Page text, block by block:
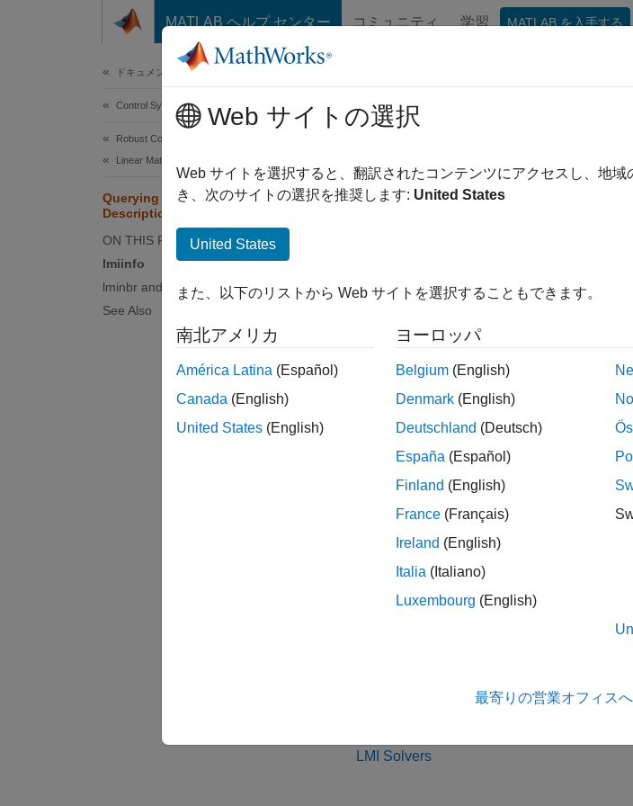
コンテンツへスキップ
MATLAB ヘルプ センター コミュニティ 学習 MATLAB を入手する
ドキュメンテーションのホーム
Control Systems
Robust Control Toolbox
Linear Matrix Inequalities
Querying the LMI System
Description
ON THIS PAGE
lmiinfo
lminbr and matnbr
See Also
Querying the LMI
Recall that the full description of an LMI
should not attempt to read or retrieve
is an interactive facility to retrieve
the number of matrix variables and their
is the internal representation
lminbr and matnbr
These two functions return the number of
matrix variables, for instance, enter
LMI Solvers
Web サイトの選択
Web サイトを選択すると、翻訳されたコンテンツにアクセスし、地
き、次のサイトの選択を推奨します: United States
United States
また、以下のリストから Web サイトを選択することもできます。
南北アメリカ
América Latina (Español)
Canada (English)
United States (English)
ヨーロッパ
Belgium (English)
Denmark (English)
Deutschland (Deutsch)
España (Español)
Finland (English)
France (Français)
Ireland (English)
Italia (Italiano)
Luxembourg (English)
最寄りの営業オフィス